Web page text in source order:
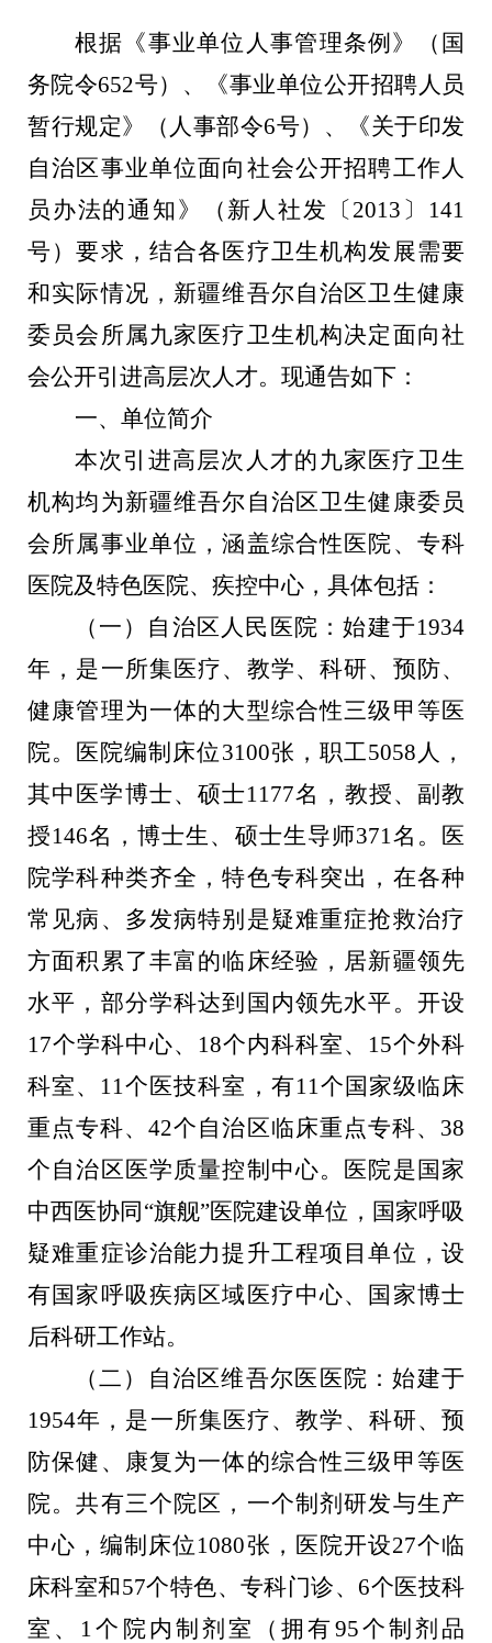
根据《事业单位人事管理条例》（国
务院令652号）、《事业单位公开招聘人员
暂行规定》（人事部令6号）、《关于印发
自治区事业单位面向社会公开招聘工作人
员办法的通知》（新人社发〔 2013 〕 141
号）要求，结合各医疗卫生机构发展需要
和实际情况，新疆维吾尔自治区卫生健康
委员会所属九家医疗卫生机构决定面向社
会公开引进高层次人才。现通告如下：
一、单位简介
本次引进高层次人才的九家医疗卫生
机构均为新疆维吾尔自治区卫生健康委员
会所属事业单位，涵盖综合性医院、专科
医院及特色医院、疾控中心 ，具体包括：
（一）自治区人民医院：始建于1934
年，是一所集医疗、教学、科研、预防、
健康管理为一体的大型综合性三级甲等医
院。医院编制床位 3100张，职工5058 人，
其中医学博士、硕士1177名，教授、副教
授146名，博士生、硕士生导师371名。医
院学科种类齐全，特色专科突出，在各种
常见病、多发病特别是疑难重症抢救治疗
方面积累了丰富的临床经验，居新疆领先
水平，部分学科达到国内领先水平。开设
17个学科中心、 18个内科科室、 15个外科
科室、 11个医技科室，有11个国家级临床
重点专科、42个自治区临床重点专科、 38
个自治区医学质量控制中心。医院是国家
中西医协同“旗舰”医院建设单位，国家呼吸
疑难重症诊治能力提升工程项目单位，设
有国家呼吸疾病区域医疗中心、国家博士
后科研工作站。
（二）
自治区维吾尔医 医院 ：始建于
1954年， 是一所集医疗、教学、科研、预
防保健、康复为一体的综合性三级甲等医
院。共有三个院区，一个制剂研发与生产
中心，编制床位 1080张，医院开设27个临
床科室和57个特色、专科门诊、 6个医技科
室、 1个院内制剂室（拥有95个制剂品